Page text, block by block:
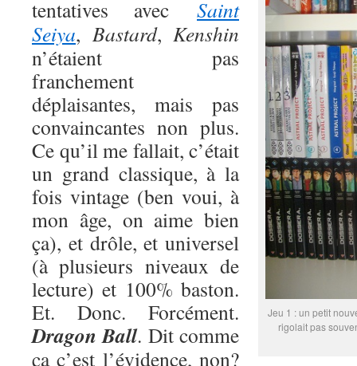
Jeu 1 : un petit
rigolait pas
tentatives avec Saint
Seiya, Bastard, Kenshin
n’étaient pas
franchement
déplaisantes, mais pas
convaincantes non plus.
Ce qu’il me fallait, c’était
un grand classique, à la
fois vintage (ben voui, à
mon âge, on aime bien
ça), et drôle, et universel
(à plusieurs niveaux de
lecture) et 100% baston.
Et. Donc. Forcément.
Dragon Ball. Dit comme
ça c’est l’évidence, non?